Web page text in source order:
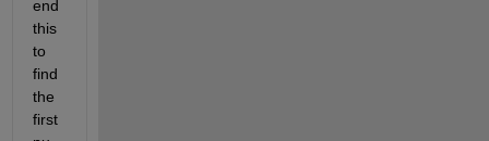
end
this
to
find
the
first